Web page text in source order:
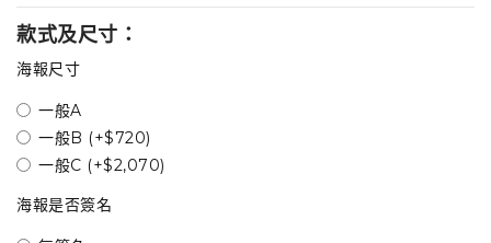
款式及尺寸：
海報尺寸
一般A
一般B (+$720)
一般C (+$2,070)
海報是否簽名